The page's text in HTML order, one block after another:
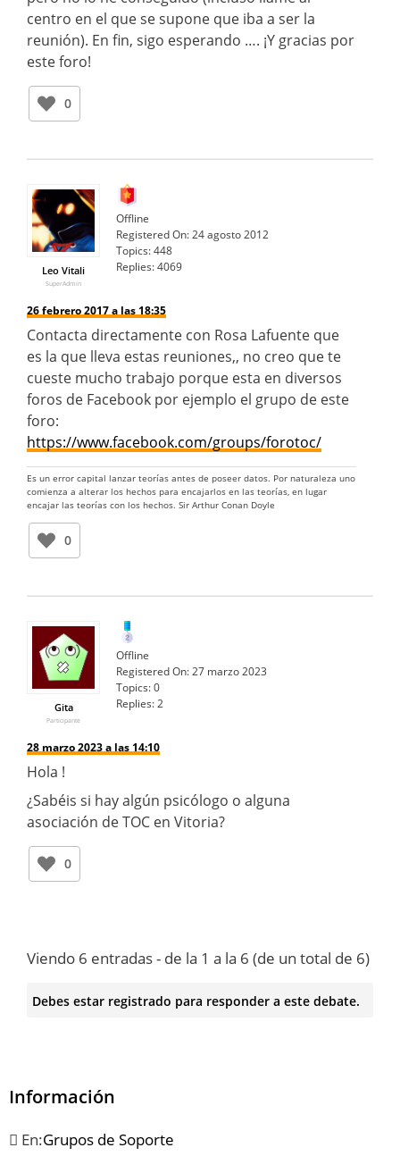
centro en el que se supone que iba a ser la
reunión). En fin, sigo esperando …. ¡Y gracias por
este foro!
0
Leo Vitali
SuperAdmin
Offline
Registered On:24 agosto 2012
Topics:448
Replies:4069
26 febrero 2017 a las 18:35
Contacta directamente con Rosa Lafuente que
es la que lleva estas reuniones,, no creo que te
cueste mucho trabajo porque esta en diversos
foros de Facebook por ejemplo el grupo de este
foro:
https://www.facebook.com/groups/forotoc/
Es un error capital lanzar teorías antes de poseer datos. Por naturaleza uno
comienza a alterar los hechos para encajarlos en las teorías, en lugar
encajar las teorías con los hechos. Sir Arthur Conan Doyle
0
Gita
Participante
Offline
Registered On:27 marzo 2023
Topics:0
Replies:2
28 marzo 2023 a las 14:10
Hola !
¿Sabéis si hay algún psicólogo o alguna
asociación de TOC en Vitoria?
0
Viendo 6 entradas - de la 1 a la 6 (de un total de 6)
Debes estar registrado para responder a este debate.
Información
En:Grupos de Soporte